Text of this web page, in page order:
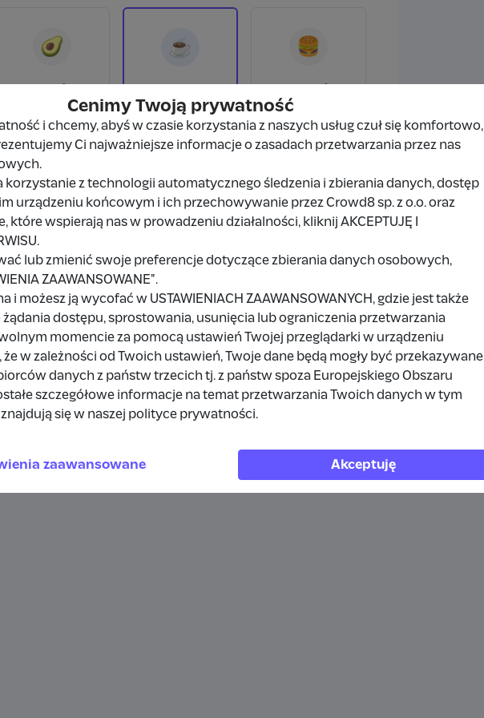
🥑 ☕ 🍔
Wybieram 10 zł
Inna kwota
Udostępnij Zgłoś
Cenimy Twoją prywatność
i chcemy, abyś w czasie korzystania z naszych usług czuł się komfortowo,
Ci najważniejsze informacje o zasadach przetwarzania przez nas
korzystanie z technologii automatycznego śledzenia i zbierania danych, dostęp
urządzeniu końcowym i ich przechowywanie przez Crowd8 sp. z o.o. oraz
wspierają nas w prowadzeniu działalności, kliknij AKCEPTUJĘ I
lub zmienić swoje preferencje dotyczące zbierania danych osobowych,
ZAAWANSOWANE".
i możesz ją wycofać w USTAWIENIACH ZAAWANSOWANYCH, gdzie jest także
dostępu, sprostowania, usunięcia lub ograniczenia przetwarzania
momencie za pomocą ustawień Twojej przeglądarki w urządzeniu
w zależności od Twoich ustawień, Twoje dane będą mogły być przekazywane
danych z państw trzecich tj. z państw spoza Europejskiego Obszaru
szczegółowe informacje na temat przetwarzania Twoich danych w tym
się w naszej polityce prywatności.
zaawansowane Akceptuję